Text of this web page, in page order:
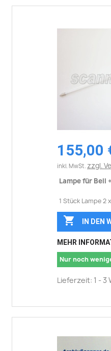
155,00
inkl. MwSt. zzgl.
Lampe für Bell
1 Stück Lampe 2
 IN DEN
MEHR
Nur noch
Lieferzeit: 1 - 3